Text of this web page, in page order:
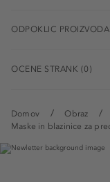
Domov Obraz
Maske in blazinice za
ODPOKLIC
OCENE STRANK (0)